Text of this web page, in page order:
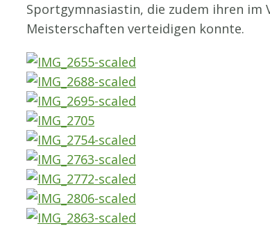
Sportgymnasiastin, die zudem ihren
Meisterschaften verteidigen konnte.